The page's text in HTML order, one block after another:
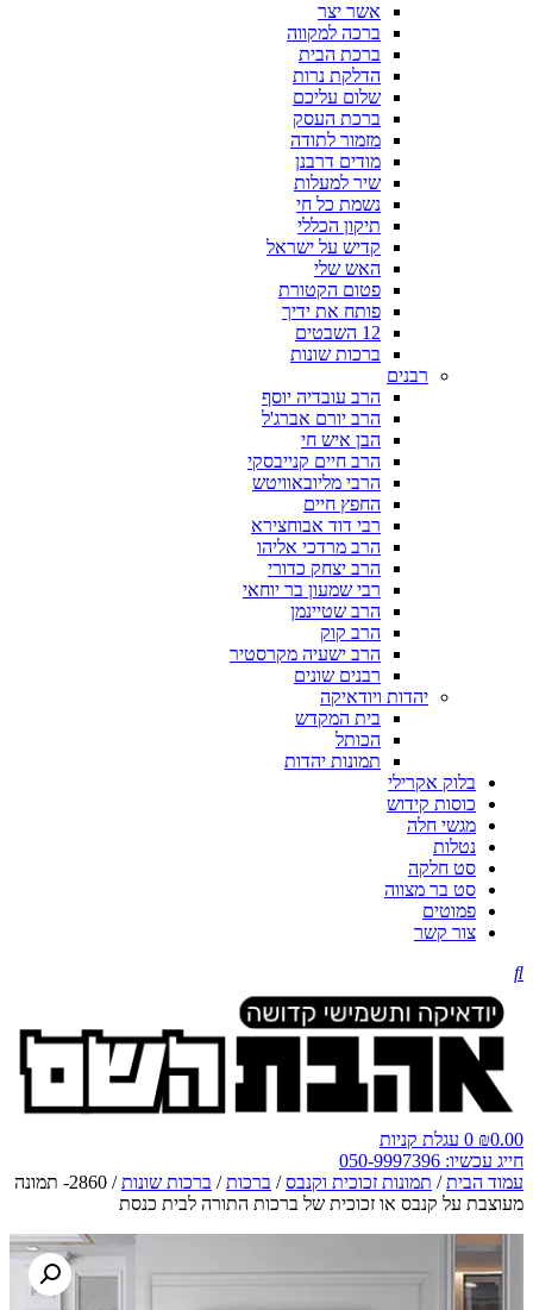
אשר יצר
ברכה למקווה
ברכת הבית
הדלקת נרות
שלום עליכם
ברכת העסק
מזמור לתודה
מודים דרבנן
שיר למעלות
נשמת כל חי
תיקון הכללי
קדיש על ישראל
האש שלי
פטום הקטורת
פותח את ידיך
12 השבטים
ברכות שונות
רבנים
הרב עובדיה יוסף
הרב יורם אברג'ל
הבן איש חי
הרב חיים קנייבסקי
הרבי מליובאוויטש
החפץ חיים
רבי דוד אבוחצירא
הרב מרדכי אליהו
הרב יצחק כדורי
רבי שמעון בר יוחאי
הרב שטיינמן
הרב קוק
הרב ישעיה מקרסטיר
רבנים שונים
יהדות ויודאיקה
בית המקדש
הכותל
תמונות יהדות
בלוק אקרילי
כוסות קידוש
מגשי חלה
נטלות
סט חלקה
סט בר מצווה
פמוטים
צור קשר
₪0.00
0 עגלת קניות
חייג עכשיו: 050-9997396
עמוד הבית/ תמונות זכוכית וקנבס/ ברכות/ ברכות שונות
/ 2860- תמונה
מעוצבת על קנבס או זכוכית של ברכות התורה לבית כנסת